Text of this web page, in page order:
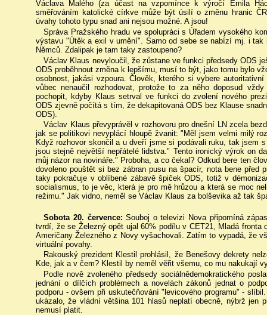
Václava Malého (za účast na vzpomínce k výročí Emila
směřováním katolické církve může být úsilí o změnu hranic
úvahy tohoto typu snad ani nejsou možné. A jsou!
Správa Pražského hradu ve spolupráci s Úřadem vysokého
výstavu "Útěk a exil v umění". Samo od sebe se nabízí mj. i
Němců. Zdalipak je tam taky zastoupeno?
Václav Klaus nevyloučil, že zůstane ve funkci předsedy ODS
ODS proběhnout změna k lepšímu, musí to být, jako tomu bylo
osobnost, jakási vzpoura. Člověk, kterého si vybere
vůbec nenaučil rozhodovat, protože to za něho doposud
pochopit, kdyby Klaus setrval ve funkci do zvolení nového
ODS zjevně počítá s tím, že dekapitovaná ODS bez Klause
ODS).
Václav Klaus převyprávěl v rozhovoru pro dnešní LN zcela
jak se politikovi nevyplácí hloupě žvanit: "Měl jsem velmi milý
Když rozhovor skončil a u dveří jsme si podávali ruku, tak jsem
jsou stejně největší nepřátelé lidstva." Tento ironický výrok on
můj názor na novináře." Proboha, a co čekal? Odkud bere ten
dovoleno pouštět si bez zábran pusu na špacír, nota bene před
taky pokračuje v oblíbené zábavě špiček ODS, totiž v
socialismus, to je věc, která je pro mě hrůzou a která se moc
režimu." Jak vidno, neměl se Václav Klaus za bolševika až tak
Sobota 20. července:Souboj o televizi Nova připomíná
tvrdí, že se Železný opět ujal 60% podílu v CET21, Mladá fronta
Američany Železného z Novy vyšachovali. Zatím to vypadá, že
virtuální povahy.
Rakouský prezident Klestil prohlásil, že Benešovy dekrety
Kde, jak a v čem? Klestil by neměl věřit všemu, co mu nakukají
Podle nově zvoleného předsedy sociálnědemokratického
jednání o dílčích problémech a novelách zákonů jednat o
podporu - ovšem při uskutečňování "levicového programu" -
ukázalo, že vládní většina 101 hlasů neplatí obecně, nýbrž jen
nemusí platit.